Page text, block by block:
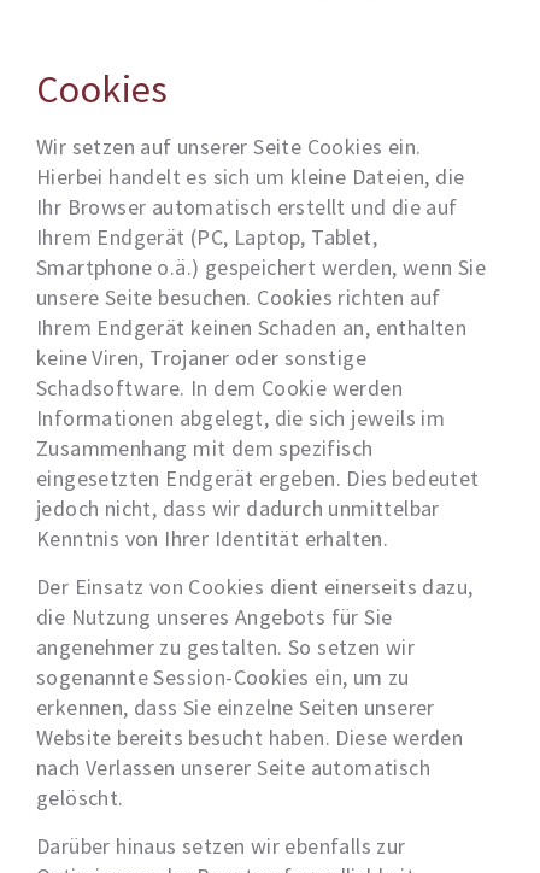
Cookies
Wir setzen auf unserer Seite Cookies ein.
Hierbei handelt es sich um kleine Dateien, die
Ihr Browser automatisch erstellt und die auf
Ihrem Endgerät (PC, Laptop, Tablet,
Smartphone o.ä.) gespeichert werden, wenn Sie
unsere Seite besuchen. Cookies richten auf
Ihrem Endgerät keinen Schaden an, enthalten
keine Viren, Trojaner oder sonstige
Schadsoftware. In dem Cookie werden
Informationen abgelegt, die sich jeweils im
Zusammenhang mit dem spezifisch
eingesetzten Endgerät ergeben. Dies bedeutet
jedoch nicht, dass wir dadurch unmittelbar
Kenntnis von Ihrer Identität erhalten.
Der Einsatz von Cookies dient einerseits dazu,
die Nutzung unseres Angebots für Sie
angenehmer zu gestalten. So setzen wir
sogenannte Session-Cookies ein, um zu
erkennen, dass Sie einzelne Seiten unserer
Website bereits besucht haben. Diese werden
nach Verlassen unserer Seite automatisch
gelöscht.
Darüber hinaus setzen wir ebenfalls zur